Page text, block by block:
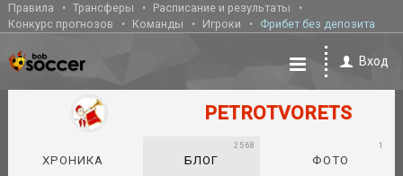
Правила Трансферы
Расписание и результаты
Конкурс прогнозов
Команды Игроки Фрибет без депозита
Вход
PETROTVORETS
ХРОНИКА БЛОГ
2568
ФОТО
1